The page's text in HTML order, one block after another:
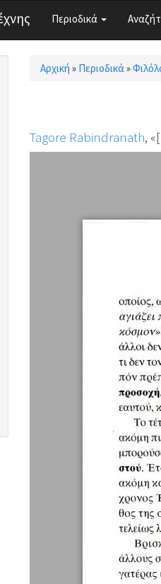
Περιοδικά
Είστε εδώ
Αρχική » Περιοδικά»
Tagore Rabindranath,